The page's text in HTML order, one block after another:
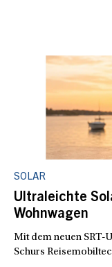
SOLAR
Ultraleichte
Wohnwagen
Mit dem neuen SRT-
Schurs